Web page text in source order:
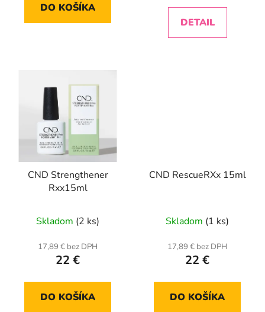
DO KOŠÍKA
5
DETAIL
CND Strengthener
Rxx15ml
Skladom (2 ks)
17,89 € bez DPH
22 €
DO KOŠÍKA
CND RescueRXx 15ml
Skladom (1 ks)
17,89 € bez DPH
22 €
DO KOŠÍKA